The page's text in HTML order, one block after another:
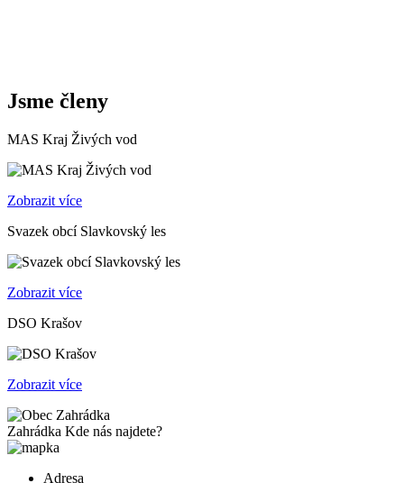
Jsme členy
MAS Kraj Živých vod
Zobrazit více
Svazek obcí Slavkovský les
Zobrazit více
DSO Krašov
Zobrazit více
Zahrádka Kde nás najdete?
Adresa